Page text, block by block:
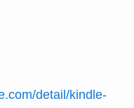
detail/kindle-